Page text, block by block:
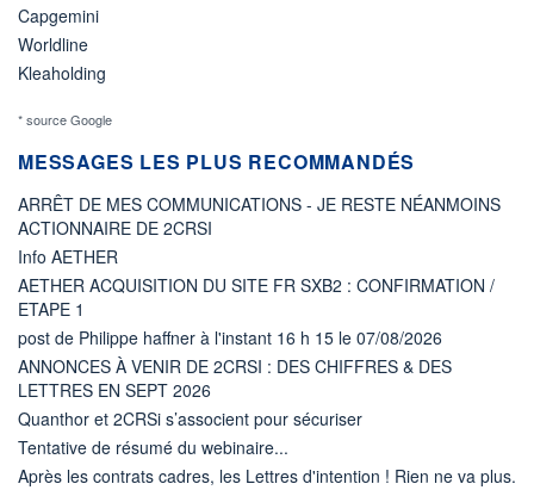
Capgemini
Worldline
Kleaholding
* source Google
MESSAGES LES PLUS RECOMMANDÉS
ARRÊT DE MES COMMUNICATIONS - JE RESTE NÉANMOINS
ACTIONNAIRE DE 2CRSI
Info AETHER
AETHER ACQUISITION DU SITE FR SXB2 : CONFIRMATION /
ETAPE 1
post de Philippe haffner à l'instant 16 h 15 le 07/08/2026
ANNONCES À VENIR DE 2CRSI : DES CHIFFRES & DES
LETTRES EN SEPT 2026
Quanthor et 2CRSi s’associent pour sécuriser
Tentative de résumé du webinaire...
Après les contrats cadres, les Lettres d'intention ! Rien ne va plus.